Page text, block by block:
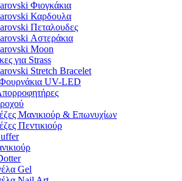
Φιογκάκια
Καρδουλα
Πεταλουδες
Αστεράκια
Moon
για Strass
Stretch Bracelet
UV-LED
Μανικιούρ & Επωνυχίων
Πεντικιούρ
Gel